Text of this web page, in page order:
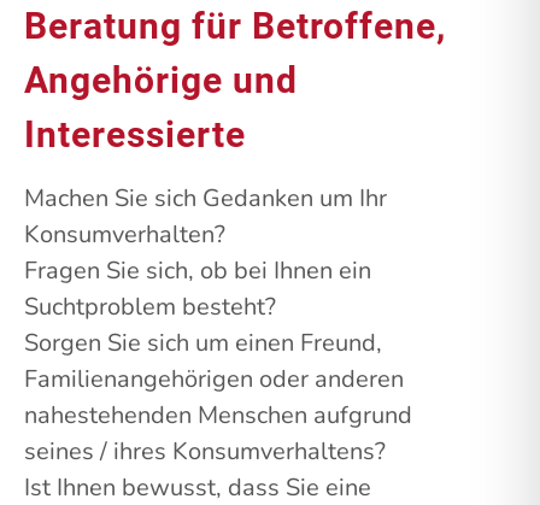
Beratung für Betroffene,
Angehörige und
Interessierte
Machen Sie sich Gedanken um Ihr
Konsumverhalten?
Fragen Sie sich, ob bei Ihnen ein
Suchtproblem besteht?
Sorgen Sie sich um einen Freund,
Familienangehörigen oder anderen
nahestehenden Menschen aufgrund
seines / ihres Konsumverhaltens?
Ist Ihnen bewusst, dass Sie eine